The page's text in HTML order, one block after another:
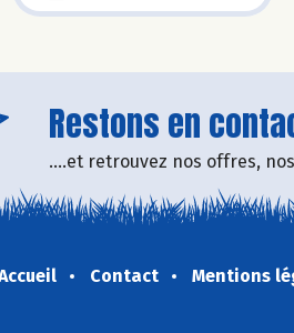
Restons en
....et retrouvez nos offres,
Contact Mentions